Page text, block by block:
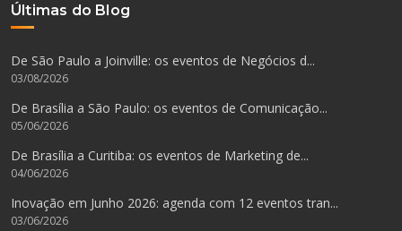
Últimas do Blog
De São Paulo a Joinville: os eventos de Negócios d...
03/08/2026
De Brasília a São Paulo: os eventos de Comunicação...
05/06/2026
De Brasília a Curitiba: os eventos de Marketing de...
04/06/2026
Inovação em Junho 2026: agenda com 12 eventos tran...
03/06/2026